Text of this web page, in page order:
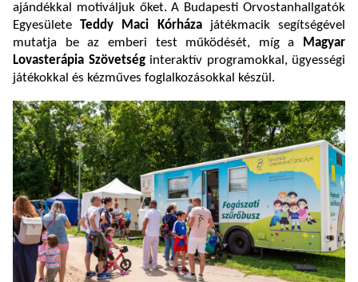
ajándékkal motiváljuk őket. A Budapesti Orvostanhallgatók
EgyesületeTeddy Maci Kórházajátékmacik segítségével
mutatja be az emberi test működését, míg a
Magyar
Lovasterápia Szövetséginteraktív programokkal, ügyességi
játékokkal és kézműves foglalkozásokkal készül.